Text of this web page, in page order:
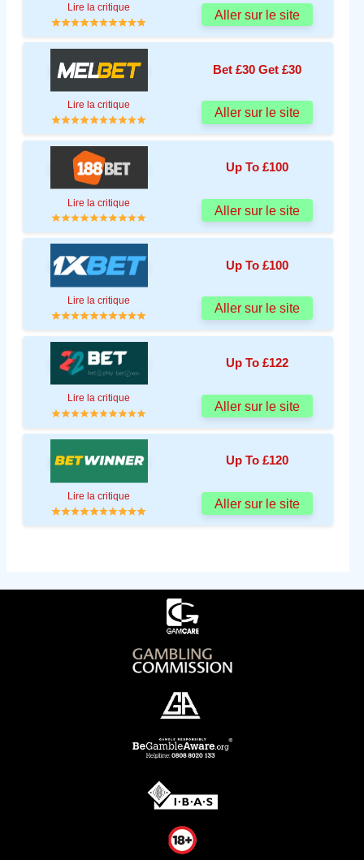
Lire la critique
Aller sur le site
Bet £30 Get £30
Lire la critique
Aller sur le site
Up To £100
Lire la critique
Aller sur le site
Up To £100
Lire la critique
Aller sur le site
Up To £122
Lire la critique
Aller sur le site
Up To £120
Lire la critique
Aller sur le site